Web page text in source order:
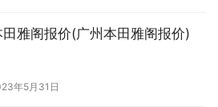
田雅阁报价(广州本田雅阁报价)
年5月31日